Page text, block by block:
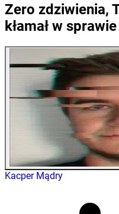
Zero zdziwienia,
kłamał w
Kacper Mądry